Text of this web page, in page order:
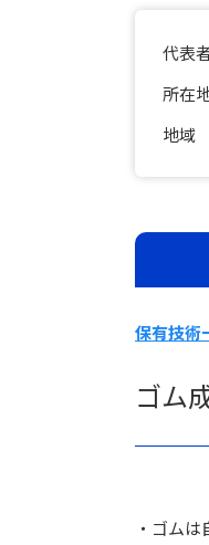
代表
所在
地域
保有技術
ゴム
・ゴム